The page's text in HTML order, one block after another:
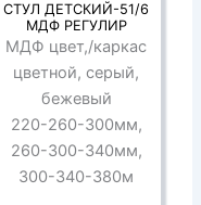
СТУЛ ДЕТСКИЙ-51/6
МДФ РЕГУЛИР
МДФ цвет,/каркас
цветной, серый,
бежевый
220-260-300мм,
260-300-340мм,
300-340-380м